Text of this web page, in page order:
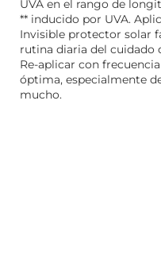
UVA en el rango de
** inducido por UVA.
Invisible protector solar
rutina diaria del cuidado
Re-aplicar con
óptima, especialmente
mucho.